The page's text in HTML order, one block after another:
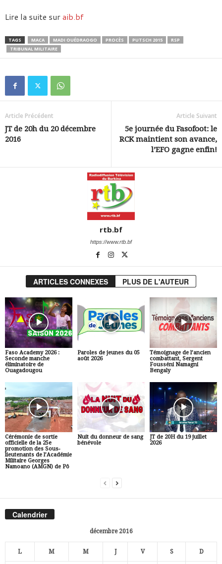
Lire la suite suraib.bf
TAGS MACA MADI OUÉDRAOGO PROCÈS PUTSCH 2015
RSP
TRIBUNAL MILITAIRE
Article Précédent
JT de 20h du 20 décembre
2016
Article Suivant
5e journée du Fasofoot: le
RCK maintient son avance,
l’EFO gagne enfin!
rtb.bf
https://www.rtb.bf
ARTICLES CONNEXES PLUS DE L'AUTEUR
Faso Academy 2026 :
Seconde manche
éliminatoire de
Ouagadougou
Paroles de jeunes du 05
août 2026
Témoignage de l’ancien
combattant, Sergent
Fousséni Namagni
Bengaly
Cérémonie de sortie
officielle de la 25e
promotion des Sous-
lieutenants de l’Académie
Militaire Georges
Namoano (AMGN) de Pô
Nuit du donneur de sang
bénévole
JT de 20H du 19 juillet
2026
Calendrier
décembre 2016
L M M J V S D